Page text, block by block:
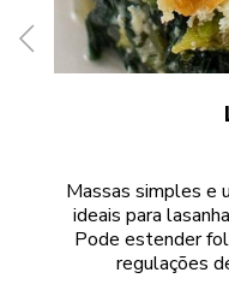
Massas simples e
ideais para
Pode estender
regulações